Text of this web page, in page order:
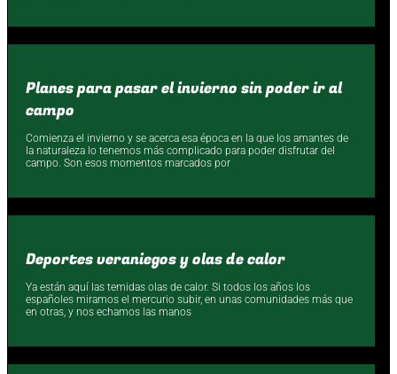
Planes para pasar el invierno sin poder ir al
campo
Comienza el invierno y se acerca esa época en la que los amantes de
la naturaleza lo tenemos más complicado para poder disfrutar del
campo. Son esos momentos marcados por
Deportes veraniegos y olas de calor
Ya están aquí las temidas olas de calor. Si todos los años los
españoles miramos el mercurio subir, en unas comunidades más que
en otras, y nos echamos las manos